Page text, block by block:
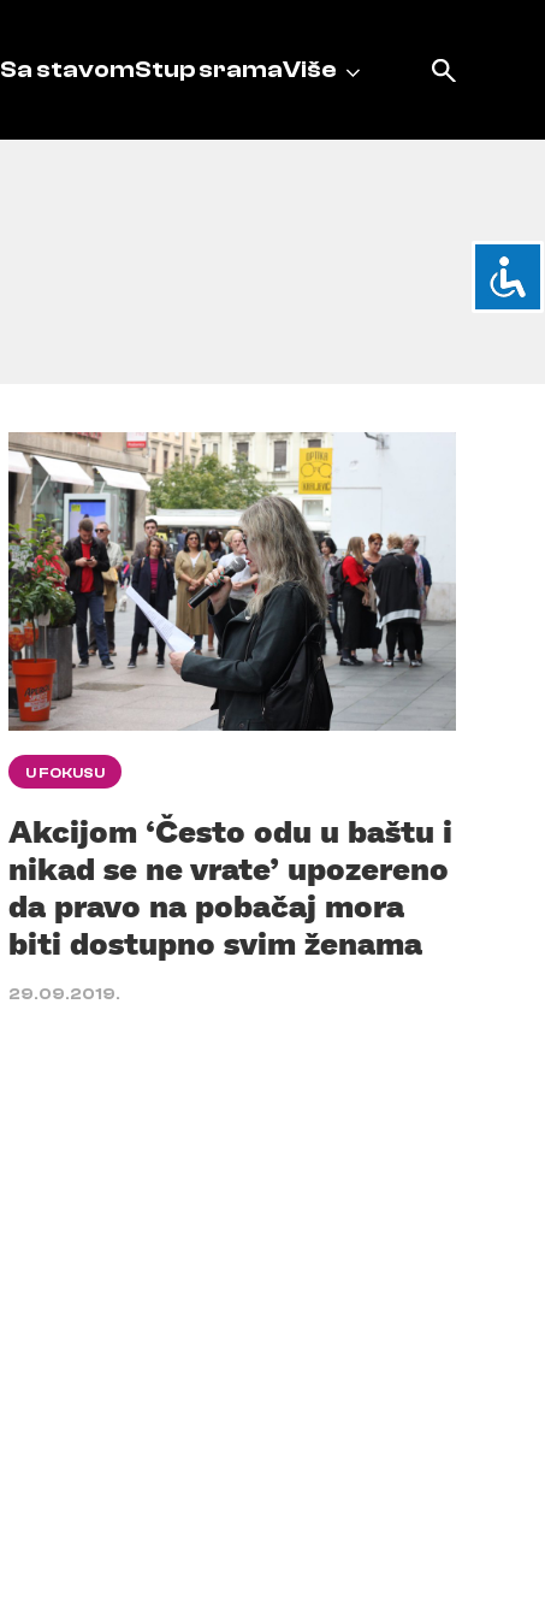
Sa stavomStup sramaViše
U FOKUSU
Akcijom ‘Često odu u baštu i
nikad se ne vrate’ upozereno
da pravo na pobačaj mora
biti dostupno svim ženama
29.09.2019.